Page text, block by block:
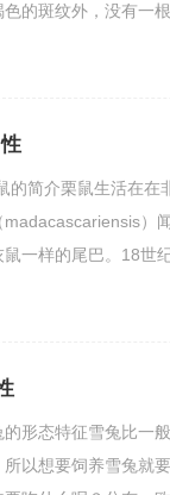
的斑纹外，没有一
的简介栗鼠生活在
）
一样的尾巴。18世纪
形态特征雪兔比一
以想要饲养雪兔就